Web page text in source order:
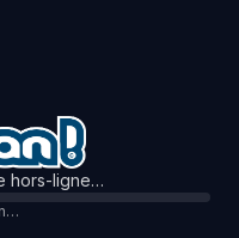
hors-ligne…